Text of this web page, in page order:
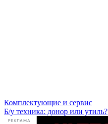
Комплектующие и сервис
Б/у техника: донор или утиль?
РЕКЛАМА